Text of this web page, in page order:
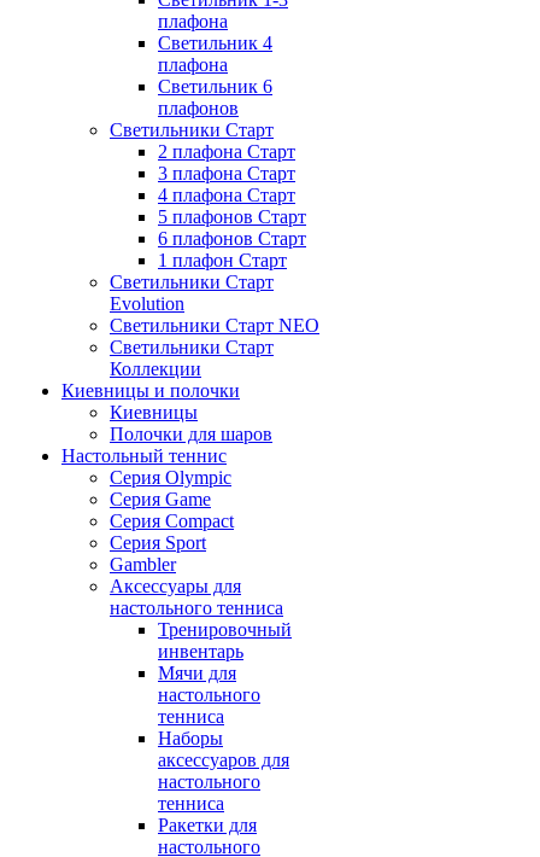
плафона
Светильник 4
плафона
Светильник 6
плафонов
Светильники Старт
2 плафона Старт
3 плафона Старт
4 плафона Старт
5 плафонов Старт
6 плафонов Старт
1 плафон Старт
Светильники Старт
Evolution
Светильники Старт NEO
Светильники Старт
Коллекции
Киевницы и полочки
Киевницы
Полочки для шаров
Настольный теннис
Серия Olympic
Серия Game
Серия Compact
Серия Sport
Gambler
Аксессуары для
настольного тенниса
Тренировочный
инвентарь
Мячи для
настольного
тенниса
Наборы
аксессуаров для
настольного
тенниса
Ракетки для
настольного